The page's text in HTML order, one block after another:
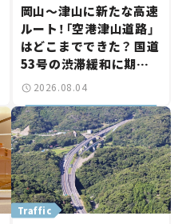
岡山～津山に新たな高速
ルート！「空港津山道路」
はどこまでできた？ 国道
53号の渋滞緩和に期待。
岡山市側でも動きが【い
2026.08.04
Traffic